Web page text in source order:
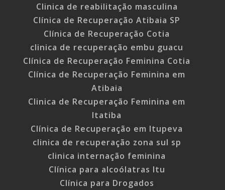
Clinica de reabilitação masculina
Clínica de Recuperação Atibaia SP
Clínica de Recuperação Cotia
clinica de recuperação embu guacu
Clínica de Recuperação Feminina Cotia
Clínica de Recuperação Feminina em
Atibaia
Clinica de Recuperação Feminina em
Itatiba
Clínica de Recuperação em Itupeva
clinica de recuperação zona sul sp
clinica internação feminina
Clínica para alcoólatras Itu
Clínica para Drogados